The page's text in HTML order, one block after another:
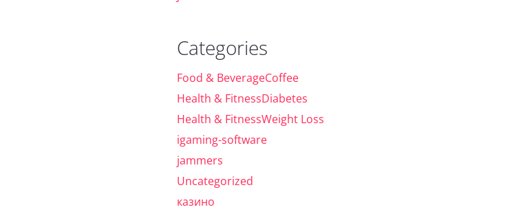
Categories
Food & BeverageCoffee
Health & FitnessDiabetes
Health & FitnessWeight Loss
igaming-software
jammers
Uncategorized
казино